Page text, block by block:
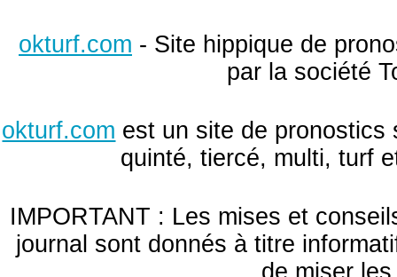
okturf.com - Site hippique de
par la société
okturf.com est un site de pronostics
quinté, tiercé, multi, turf
IMPORTANT : Les mises et
journal sont donnés à titre
de miser